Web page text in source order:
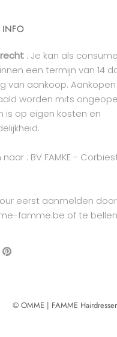
INFO
: Je kan als
een termijn van 14
van aankoop.
worden mits
is op eigen kosten en
: BV FAMKE -
eerst aanmelden
famme.be of te bellen
© OMME | FAMME